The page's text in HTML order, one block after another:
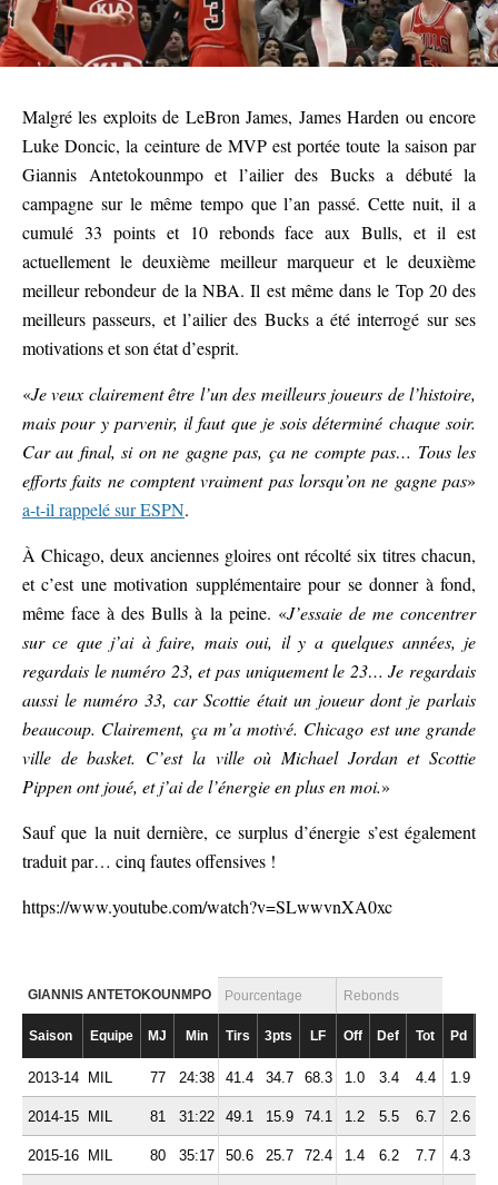
Malgré les exploits de LeBron James, James Harden ou encore
Luke Doncic, la ceinture de MVP est portée toute la saison par
Giannis Antetokounmpo et l’ailier des Bucks a débuté la
campagne sur le même tempo que l’an passé. Cette nuit, il a
cumulé 33 points et 10 rebonds face aux Bulls, et il est
actuellement le deuxième meilleur marqueur et le deuxième
meilleur rebondeur de la NBA. Il est même dans le Top 20 des
meilleurs passeurs, et l’ailier des Bucks a été interrogé sur ses
motivations et son état d’esprit.
«Je veux clairement être l’un des meilleurs joueurs de l’histoire,
mais pour y parvenir, il faut que je sois déterminé chaque soir.
Car au final, si on ne gagne pas, ça ne compte pas… Tous les
efforts faits ne comptent vraiment pas lorsqu’on ne gagne pas»
a-t-il rappelé sur ESPN.
À Chicago, deux anciennes gloires ont récolté six titres chacun,
et c’est une motivation supplémentaire pour se donner à fond,
même face à des Bulls à la peine. «J’essaie de me concentrer
sur ce que j’ai à faire, mais oui, il y a quelques années, je
regardais le numéro 23, et pas uniquement le 23… Je regardais
aussi le numéro 33, car Scottie était un joueur dont je parlais
beaucoup. Clairement, ça m’a motivé. Chicago est une grande
ville de basket. C’est la ville où Michael Jordan et Scottie
Pippen ont joué, et j’ai de l’énergie en plus en moi.»
Sauf que la nuit dernière, ce surplus d’énergie s’est également
traduit par… cinq fautes offensives !
https://www.youtube.com/watch?v=SLwwvnXA0xc
GIANNIS ANTETOKOUNMPO Pourcentage Rebonds
Saison Equipe MJ Min Tirs 3pts LF Off Def Tot Pd
2013-14 MIL 77 24:38 41.4 34.7 68.3 1.0 3.4 4.4 1.9
2014-15 MIL 81 31:22 49.1 15.9 74.1 1.2 5.5 6.7 2.6
2015-16 MIL 80 35:17 50.6 25.7 72.4 1.4 6.2 7.7 4.3